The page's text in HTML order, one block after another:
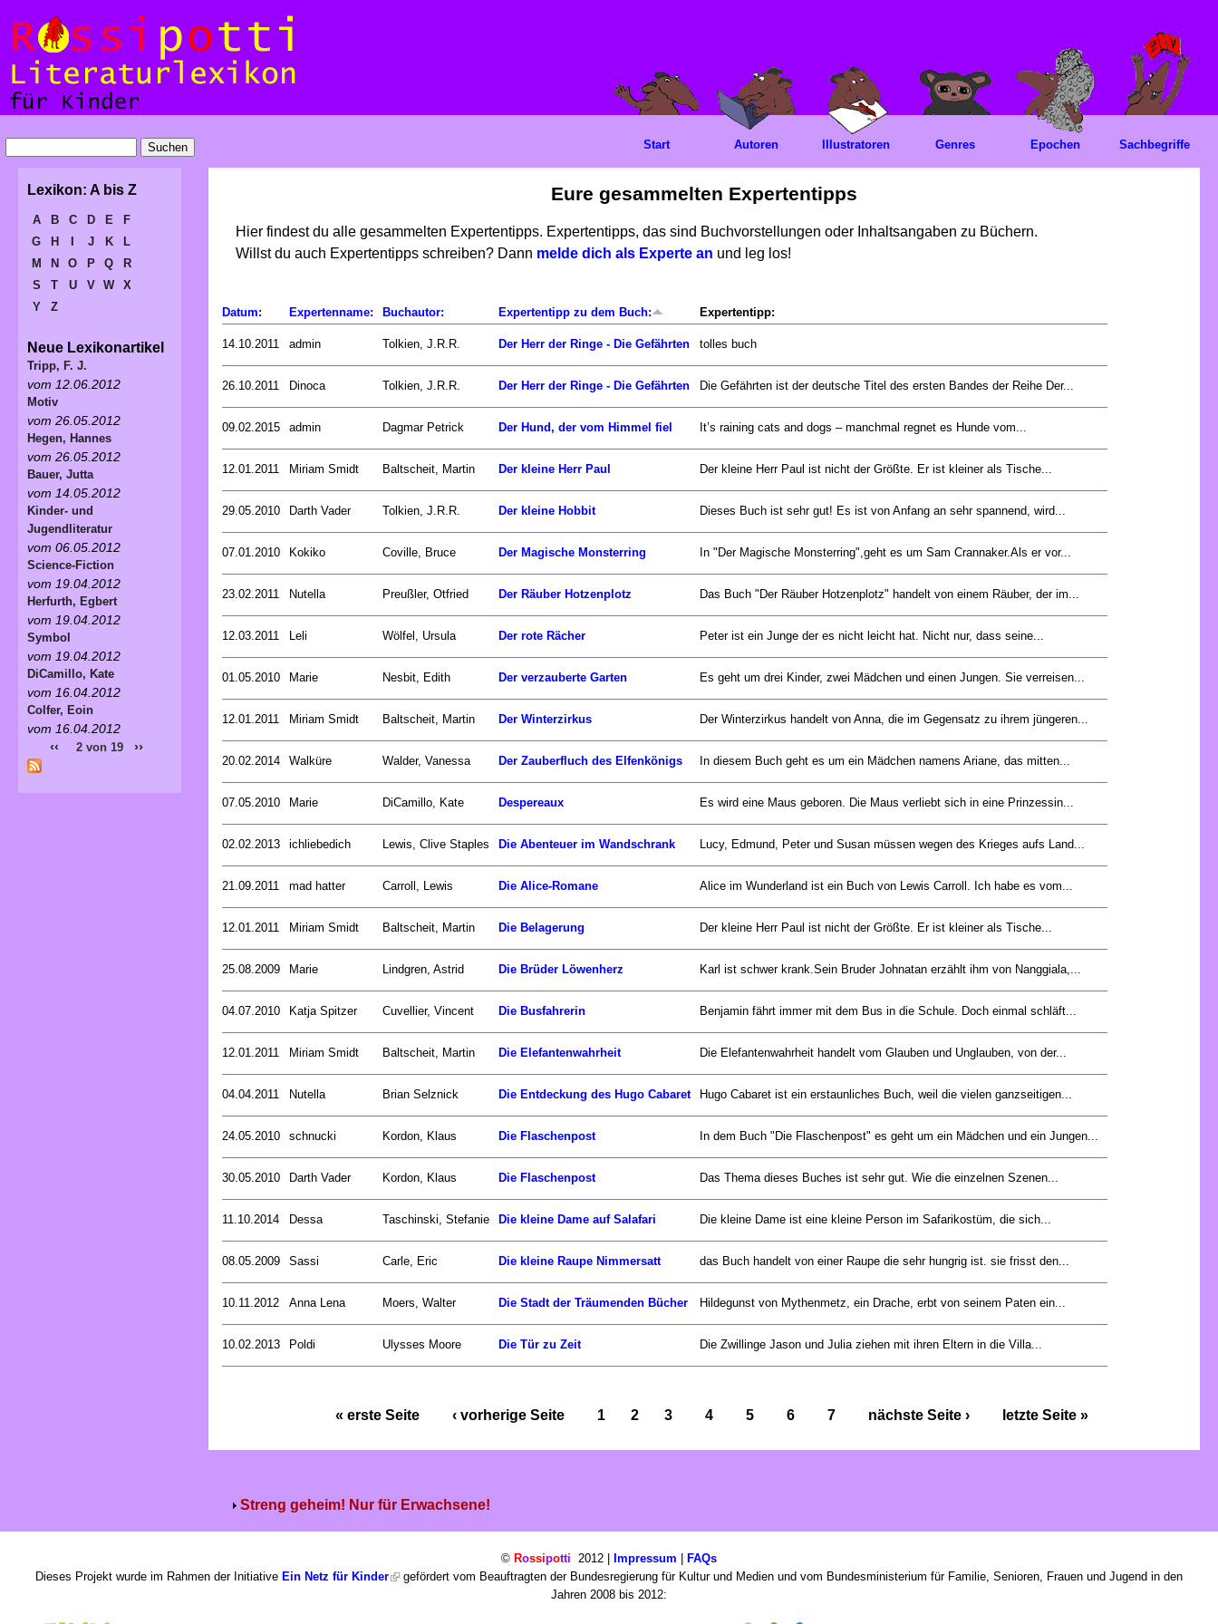
Eure gesammelten Expertentipps
Hier findest du alle gesammelten Expertentipps. Expertentipps, das sind Buchvorstellungen oder Inhaltsangaben zu Büchern.
Willst du auch Expertentipps schreiben? Dann melde dich als Experte an und leg los!
Datum: Expertenname: Buchautor: Expertentipp zu dem Buch: Expertentipp:
14.10.2011 admin Tolkien, J.R.R. Der Herr der Ringe - Die Gefährten tolles buch
26.10.2011 Dinoca Tolkien, J.R.R. Der Herr der Ringe - Die Gefährten Die Gefährten ist der deutsche Titel des ersten Bandes der Reihe Der...
09.02.2015 admin Dagmar Petrick Der Hund, der vom Himmel fiel It’s raining cats and dogs – manchmal regnet es Hunde vom...
12.01.2011 Miriam Smidt Baltscheit, Martin Der kleine Herr Paul Der kleine Herr Paul ist nicht der Größte. Er ist kleiner als Tische...
29.05.2010 Darth Vader Tolkien, J.R.R. Der kleine Hobbit Dieses Buch ist sehr gut! Es ist von Anfang an sehr spannend, wird...
07.01.2010 Kokiko Coville, Bruce Der Magische Monsterring In "Der Magische Monsterring",geht es um Sam Crannaker.Als er vor...
23.02.2011 Nutella Preußler, Otfried Der Räuber Hotzenplotz Das Buch "Der Räuber Hotzenplotz" handelt von einem Räuber, der im...
12.03.2011 Leli Wölfel, Ursula Der rote Rächer Peter ist ein Junge der es nicht leicht hat. Nicht nur, dass seine...
01.05.2010 Marie Nesbit, Edith Der verzauberte Garten Es geht um drei Kinder, zwei Mädchen und einen Jungen. Sie verreisen...
12.01.2011 Miriam Smidt Baltscheit, Martin Der Winterzirkus Der Winterzirkus handelt von Anna, die im Gegensatz zu ihrem jüngeren...
20.02.2014 Walküre Walder, Vanessa Der Zauberfluch des Elfenkönigs In diesem Buch geht es um ein Mädchen namens Ariane, das mitten...
07.05.2010 Marie DiCamillo, Kate Despereaux Es wird eine Maus geboren. Die Maus verliebt sich in eine Prinzessin...
02.02.2013 ichliebedich Lewis, Clive Staples Die Abenteuer im Wandschrank Lucy, Edmund, Peter und Susan müssen wegen des Krieges aufs Land...
21.09.2011 mad hatter Carroll, Lewis Die Alice-Romane Alice im Wunderland ist ein Buch von Lewis Carroll. Ich habe es vom...
12.01.2011 Miriam Smidt Baltscheit, Martin Die Belagerung Der kleine Herr Paul ist nicht der Größte. Er ist kleiner als Tische...
25.08.2009 Marie Lindgren, Astrid Die Brüder Löwenherz Karl ist schwer krank.Sein Bruder Johnatan erzählt ihm von Nanggiala,...
04.07.2010 Katja Spitzer Cuvellier, Vincent Die Busfahrerin Benjamin fährt immer mit dem Bus in die Schule. Doch einmal schläft...
12.01.2011 Miriam Smidt Baltscheit, Martin Die Elefantenwahrheit Die Elefantenwahrheit handelt vom Glauben und Unglauben, von der...
04.04.2011 Nutella Brian Selznick Die Entdeckung des Hugo Cabaret Hugo Cabaret ist ein erstaunliches Buch, weil die vielen ganzseitigen...
24.05.2010 schnucki Kordon, Klaus Die Flaschenpost In dem Buch "Die Flaschenpost" es geht um ein Mädchen und ein Jungen...
30.05.2010 Darth Vader Kordon, Klaus Die Flaschenpost Das Thema dieses Buches ist sehr gut. Wie die einzelnen Szenen...
11.10.2014 Dessa Taschinski, Stefanie Die kleine Dame auf Salafari Die kleine Dame ist eine kleine Person im Safarikostüm, die sich...
08.05.2009 Sassi Carle, Eric Die kleine Raupe Nimmersatt das Buch handelt von einer Raupe die sehr hungrig ist. sie frisst den...
10.11.2012 Anna Lena Moers, Walter Die Stadt der Träumenden Bücher Hildegunst von Mythenmetz, ein Drache, erbt von seinem Paten ein...
10.02.2013 Poldi Ulysses Moore Die Tür zu Zeit Die Zwillinge Jason und Julia ziehen mit ihren Eltern in die Villa...
« erste Seite ‹ vorherige Seite 1 2 3 4 5 6 7 nächste Seite › letzte Seite »
Streng geheim! Nur für Erwachsene!
Start Autoren Illustratoren Genres Epochen Sachbegriffe
Lexikon: A bis Z
A B C D E
F
G
H J K
L
M
N O P Q
R
S
T U V W
X
Y
Z
Neue Lexikonartikel
Tripp, F. J.
vom 12.06.2012
Motiv
vom 26.05.2012
Hegen, Hannes
vom 26.05.2012
Bauer, Jutta
vom 14.05.2012
Kinder- und
Jugendliteratur
vom 06.05.2012
Science-Fiction
vom 19.04.2012
Herfurth, Egbert
vom 19.04.2012
Symbol
vom 19.04.2012
DiCamillo, Kate
vom 16.04.2012
Colfer, Eoin
vom 16.04.2012
‹‹ 2 von 19 ››
© Rossipotti 2012 | Impressum | FAQs
Dieses Projekt wurde im Rahmen der Initiative Ein Netz für Kinder
gefördert vom Beauftragten der Bundesregierung für Kultur und Medien und vom Bundesministerium für Familie, Senioren, Frauen und Jugend in den
Jahren 2008 bis 2012: